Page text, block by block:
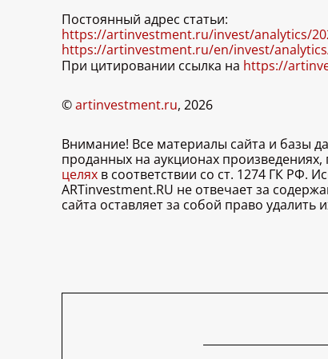
Постоянный адрес статьи:
https://artinvestment.ru/invest/analytics/
https://artinvestment.ru/en/invest/
При цитировании ссылка на https://
©artinvestment.ru, 2026
Внимание! Все материалы сайта и базы
проданных на аукционах
целях в соответствии со ст. 1274 ГК РФ.
ARTinvestment.RU не отвечает за
сайта оставляет за собой право